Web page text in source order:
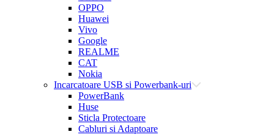
OPPO
Huawei
Vivo
Google
REALME
CAT
Nokia
Incarcatoare USB si Powerbank-uri
PowerBank
Huse
Sticla Protectoare
Cabluri si Adaptoare